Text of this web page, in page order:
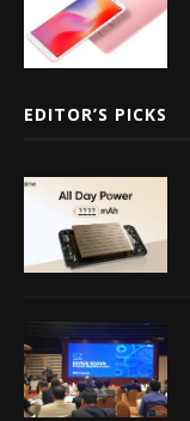
EDITOR’S PICKS